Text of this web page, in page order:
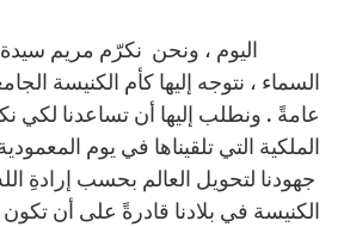
اليوم ، ونحن نكرّم مريم سيدة
السماء ، نتوجه إليها كأم الكنيسة
عامةً . ونطلب إليها أن تساعدنا لكي
الملكية التي تلقيناها في يوم
جهودنا لتحويل العالم بحسب إرادةِ
الكنيسة في بلادنا قادرةً على أن